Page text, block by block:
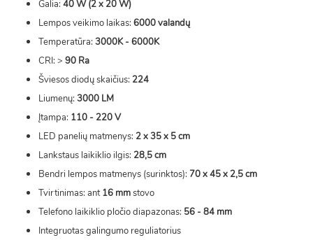
Galia: 40 W (2 x 20 W)
Lempos veikimo laikas: 6000 valandų
Temperatūra: 3000K - 6000K
CRI: > 90 Ra
Šviesos diodų skaičius: 224
Liumenų: 3000 LM
Įtampa: 110 - 220 V
LED panelių matmenys: 2 x 35 x 5 cm
Lankstaus laikiklio ilgis: 28,5 cm
Bendri lempos matmenys (surinktos): 70 x 45 x 2,5 cm
Tvirtinimas: ant16 mmstovo
Telefono laikiklio pločio diapazonas: 56 - 84 mm
Integruotas galingumo reguliatorius